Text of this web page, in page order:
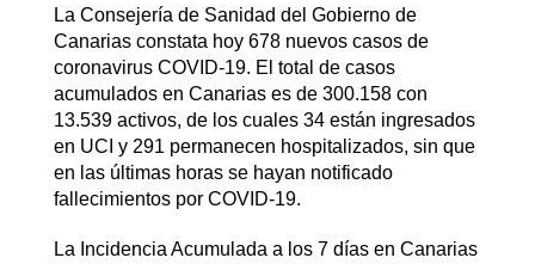
La Consejería de Sanidad del Gobierno de
Canarias constata hoy 678 nuevos casos de
coronavirus COVID-19. El total de casos
acumulados en Canarias es de 300.158 con
13.539 activos, de los cuales 34 están ingresados
en UCI y 291 permanecen hospitalizados, sin que
en las últimas horas se hayan notificado
fallecimientos por COVID-19.
La Incidencia Acumulada a los 7 días en Canarias